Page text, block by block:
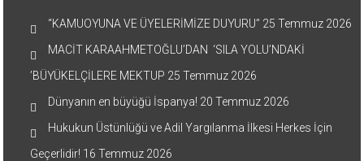
“KAMUOYUNA VE ÜYELERİMİZE DUYURU” 25 Temmuz 2026
MACİT KARAAHMETOĞLU’DAN ‘SILA YOLU’NDAKİ
’BÜYÜKELÇİLERE MEKTUP 25 Temmuz 2026
Dünyanın en büyüğü İspanya! 20 Temmuz 2026
Hukukun Üstünlüğü ve Adil Yargılanma İlkesi Herkes İçin
Geçerlidir! 16 Temmuz 2026